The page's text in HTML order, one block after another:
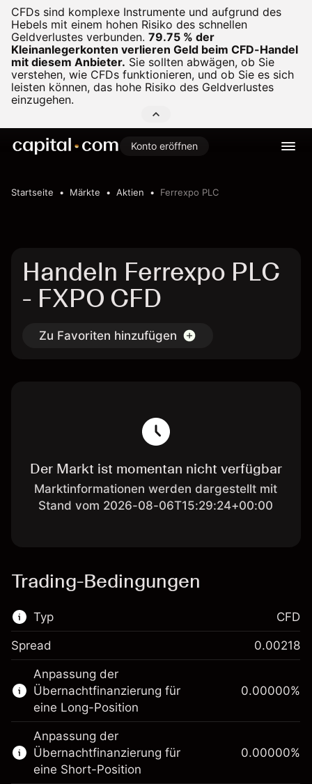
CFDs sind komplexe Instrumente und aufgrund des
Hebels mit einem hohen Risiko des schnellen
Geldverlustes verbunden. 79.75 % der
Kleinanlegerkonten verlieren Geld beim CFD-Handel
mit diesem Anbieter. Sie sollten abwägen, ob Sie
verstehen, wie CFDs funktionieren, und ob Sie es sich
leisten können, das hohe Risiko des Geldverlustes
einzugehen.
Konto eröffnen
Startseite Märkte Aktien Ferrexpo PLC
Handeln Ferrexpo PLC
- FXPO CFD
Zu Favoriten hinzufügen
Der Markt ist momentan nicht verfügbar
Marktinformationen werden dargestellt mit
Stand vom 2026-08-06T15:29:24+00:00
Trading-Bedingungen
Typ
Dieser Finanzmarkt steht für das CFD-
Trading zur Verfügung.
Erfahren Sie mehr über:
CFDs
CFD
Spread 0.00218
Anpassung der
Übernachtfinanzierung für
eine Long-Position
0.00000%
Anpassung der
Übernachtfinanzierung für
eine Short-Position
0.00000%